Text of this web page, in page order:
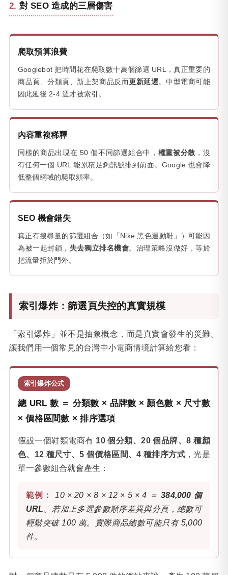
對 SEO 造成的三層傷害
爬取預算浪費
Googlebot 把時間花在爬取數十萬個篩選 URL，真正重要的
商品頁、分類頁、新上架商品反而更新延遲。中型電商可能
因此延後 2-4 週才被索引。
內容重複稀釋
同樣的商品出現在 50 個不同篩選組合中， 權重被分散 ，沒
有任何一個 URL 能累積足夠訊號排到前面。Google 也會降
低整個網域的爬取頻率。
SEO 機會錯失
真正有搜尋量的篩選組合（如「Nike 黑色運動鞋」）可能因
為被一起封鎖， 失去獨立排名機會。治理策略沒做好，等於
把流量拒於門外。
索引爆炸：篩選頁失控的真實規模
「索引爆炸」並不是抽象概念，而是真實會發生的災難。
讓我們用一個常見的台灣中小電商情境計算給您看：
索引爆炸公式
總 URL 數 ＝ 分類數 × 品牌數 × 顏色數 × 尺寸數
× 價格區間數 × 排序選項
假設一個鞋類電商有 10 個分類、20 個品牌、8 種顏
色、12 種尺寸、5 個價格區間、4 種排序方式，光是
單一參數組合就會產生：
10 × 20 × 8 × 12 × 5 × 4 ＝384,000 個
URL 。若加上多選參數順序差異與分頁，總數可
輕鬆突破 100 萬。實際商品總數可能只有 5,000
件。